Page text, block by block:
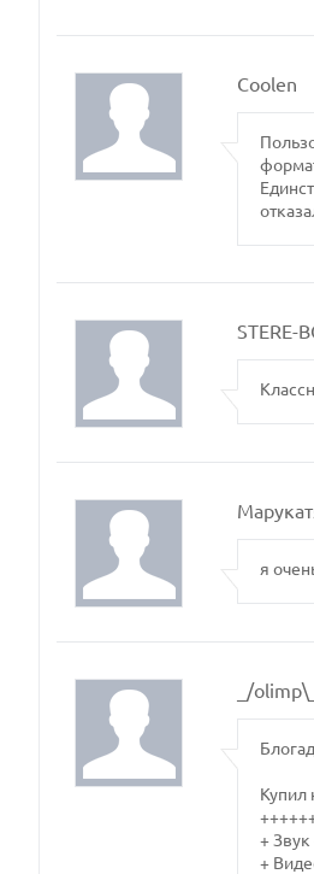
Coolen
STERE-
я
_/olimp\_
Купил
+
+